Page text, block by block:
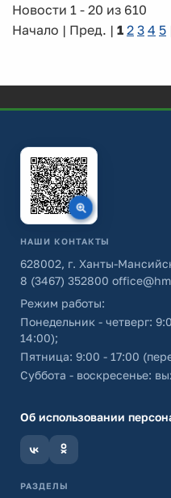
Новости 1 - 20 из 610
Начало | Пред. | 1 2 3 4 5
НАШИ КОНТАКТЫ
628002, г. Ханты-
8 (3467) 352800
Режим работы:
Понедельник - четверг:
14:00);
Пятница: 9:00 - 17:00
Суббота - воскресенье:
Об использовании
РАЗДЕЛЫ